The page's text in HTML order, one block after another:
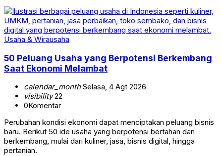
Usaha & Wirausaha
50 Peluang Usaha yang Berpotensi Berkembang
Saat Ekonomi Melambat
calendar_monthSelasa, 4 Agt 2026
visibility22
0Komentar
Perubahan kondisi ekonomi dapat menciptakan peluang bisnis
baru. Berikut 50 ide usaha yang berpotensi bertahan dan
berkembang, mulai dari kuliner, jasa, bisnis digital, hingga
pertanian.